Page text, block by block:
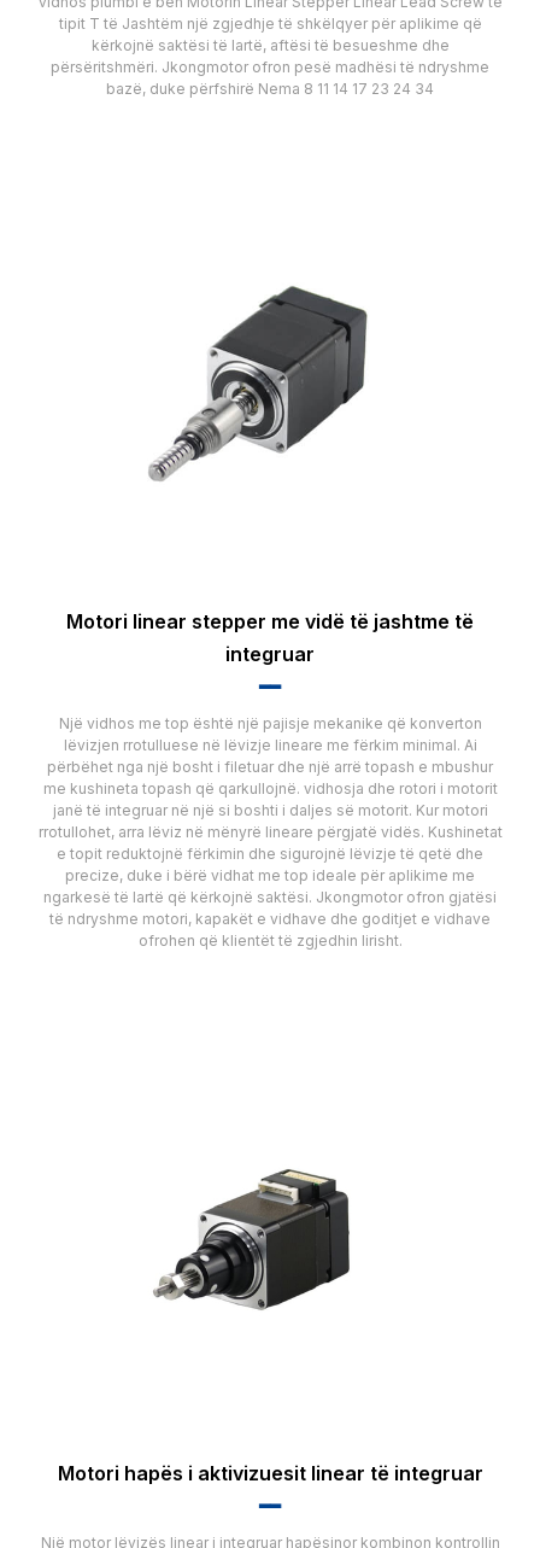
tipit T të Jashtëm një zgjedhje të shkëlqyer për aplikime që
kërkojnë saktësi të lartë, aftësi të besueshme dhe
përsëritshmëri. Jkongmotor ofron pesë madhësi të ndryshme
bazë, duke përfshirë Nema 8 11 14 17 23 24 34
Motori linear stepper me vidë të jashtme të
integruar
▂▂
Një vidhos me top është një pajisje mekanike që konverton
lëvizjen rrotulluese në lëvizje lineare me fërkim minimal. Ai
përbëhet nga një bosht i filetuar dhe një arrë topash e mbushur
me kushineta topash që qarkullojnë. vidhosja dhe rotori i motorit
janë të integruar në një si boshti i daljes së motorit. Kur motori
rrotullohet, arra lëviz në mënyrë lineare përgjatë vidës. Kushinetat
e topit reduktojnë fërkimin dhe sigurojnë lëvizje të qetë dhe
precize, duke i bërë vidhat me top ideale për aplikime me
ngarkesë të lartë që kërkojnë saktësi. Jkongmotor ofron gjatësi
të ndryshme motori, kapakët e vidhave dhe goditjet e vidhave
ofrohen që klientët të zgjedhin lirisht.
Motori hapës i aktivizuesit linear të integruar
▂▂
Një motor lëvizës linear i integruar hapësinor kombinon kontrollin